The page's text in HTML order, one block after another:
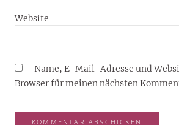
Website
Name, E-Mail-Adresse und
Browser für meinen nächsten